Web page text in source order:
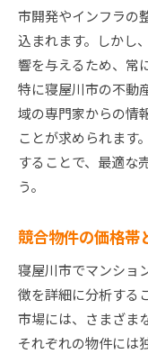
高値売却を目
トレンド
現在の寝
市場トレ
最新の販
トレンド
トレンド
成功者の
高値売却
失敗から
成功事例
市開発やインフラの
込まれます。しかし
響を与えるため、常
特に寝屋川市の不動
域の専門家からの情
ことが求められます
することで、最適な
う。
競合物件の価格帯
寝屋川市でマンショ
徴を詳細に分析する
市場には、さまざま
それぞれの物件には